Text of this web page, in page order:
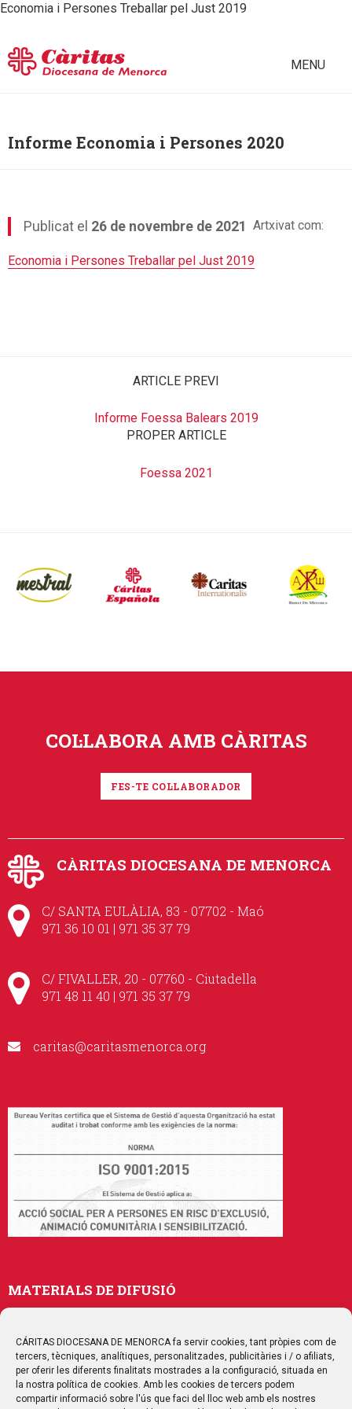
CÁRITAS DIOCESANA DE MENORCA fa servir cookies, tant pròpies com de
tercers, tècniques, analítiques, personalitzades, publicitàries i / o afiliats,
per oferir les diferents finalitats mostrades a la configuració, situada en
la nostra política de cookies. Amb les cookies de tercers podem
compartir informació sobre l'ús que faci del lloc web amb els nostres
Economia i Persones Treballar pel Just 2019
MENU
Informe Economia i Persones 2020
Publicat el 26 de novembre de 2021 Artxivat com:
Economia i Persones Treballar pel Just 2019
ARTICLE PREVI
Informe Foessa Balears 2019
PROPER ARTICLE
Foessa 2021
COL·LABORA AMB CÀRITAS
FES-TE COL·LABORADOR
CÀRITAS DIOCESANA DE MENORCA
C/ SANTA EULÀLIA, 83 - 07702 - Maó
971 36 10 01 | 971 35 37 79
C/ FIVALLER, 20 - 07760 - Ciutadella
971 48 11 40 | 971 35 37 79
caritas@caritasmenorca.org
MATERIALS DE DIFUSIÓ
Publicacions
Multimedia